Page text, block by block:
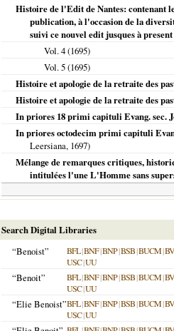
Histoire de l'Edit de Nantes: contenant
publication, à l'occasion de la
suivi ce nouvel edit jusques à present
Vol. 4 (1695)
Vol. 5 (1695)
Histoire et apologie de la retraite des
Histoire et apologie de la retraite des
In priores 18 primi capituli Evang. sec.
In priores octodecim primi capituli
Leersiana, 1697)
Mélange de remarques critiques,
intitulées l'une L'Homme sans
Search Digital Libraries
“Benoist”
BFL|BNF|BNP|BSB|BUCM|
USC|UU
“Benoit” BFL|BNF|BNP|BSB|BUCM|
USC|UU
“Elie Benoist”BFL|BNF|BNP|BSB|BUCM|
USC|UU